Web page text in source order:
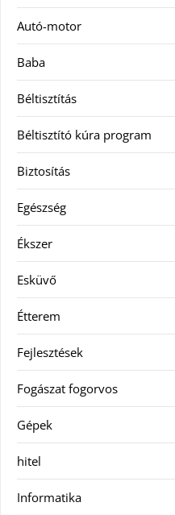
Autó-motor
Baba
Béltisztítás
Béltisztító kúra program
Biztosítás
Egészség
Ékszer
Esküvő
Étterem
Fejlesztések
Fogászat fogorvos
Gépek
hitel
Informatika